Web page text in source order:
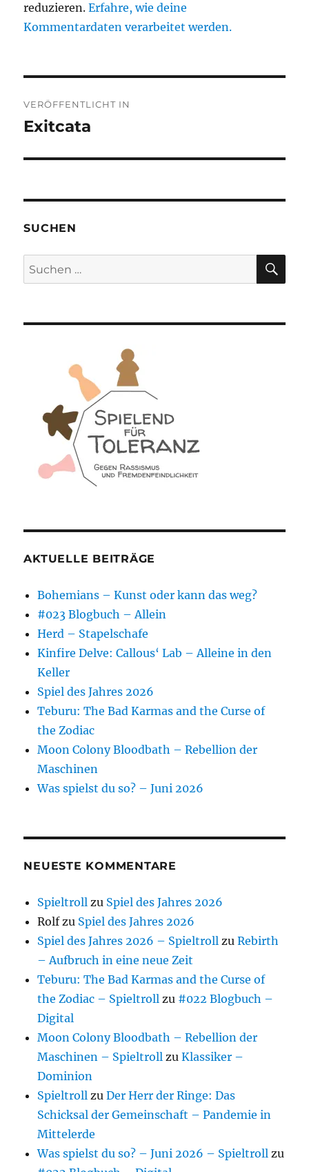
reduzieren.Erfahre, wie deine
Kommentardaten verarbeitet werden.
VERÖFFENTLICHT IN
Exitcata
SUCHEN
Suchen
nach:
AKTUELLE BEITRÄGE
Bohemians – Kunst oder kann das weg?
#023 Blogbuch – Allein
Herd – Stapelschafe
Kinfire Delve: Callous‘ Lab – Alleine in den
Keller
Spiel des Jahres 2026
Teburu: The Bad Karmas and the Curse of
the Zodiac
Moon Colony Bloodbath – Rebellion der
Maschinen
Was spielst du so? – Juni 2026
NEUESTE KOMMENTARE
Spieltroll zu Spiel des Jahres 2026
Rolfzu Spiel des Jahres 2026
Spiel des Jahres 2026 – Spieltroll zuRebirth
– Aufbruch in eine neue Zeit
Teburu: The Bad Karmas and the Curse of
the Zodiac – Spieltroll zu #022 Blogbuch –
Digital
Moon Colony Bloodbath – Rebellion der
Maschinen – Spieltroll zuKlassiker –
Dominion
Spieltroll zuDer Herr der Ringe: Das
Schicksal der Gemeinschaft – Pandemie in
Mittelerde
Was spielst du so? – Juni 2026 – Spieltroll zu